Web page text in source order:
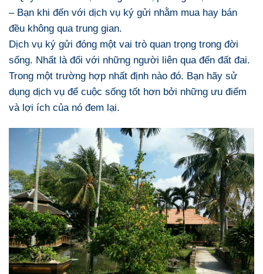
– Bạn khi đến với dịch vụ ký gửi nhằm mua hay bán
đều không qua trung gian.
Dịch vụ ký gửi đóng một vai trò quan trọng trong đời
sống. Nhất là đối với những người liên qua đến đất đai.
Trong một trường hợp nhất định nào đó. Bạn hãy sử
dụng dịch vụ để cuộc sống tốt hơn bởi những ưu điểm
và lợi ích của nó đem lại.